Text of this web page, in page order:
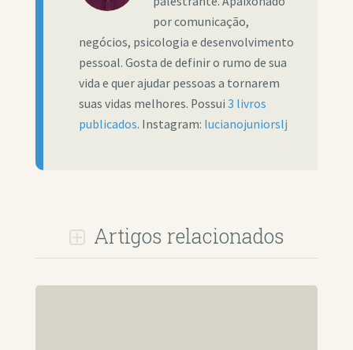
por comunicação,
negócios, psicologia e desenvolvimento
pessoal. Gosta de definir o rumo de sua
vida e quer ajudar pessoas a tornarem
suas vidas melhores. Possui 3 livros
publicados. Instagram: lucianojuniorslj
Artigos relacionados